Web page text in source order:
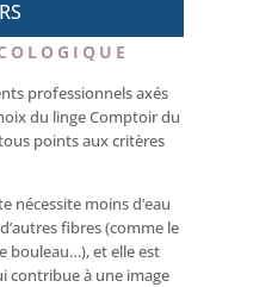
professionnels axés
du linge Comptoir du
points aux critères
nécessite moins d’eau
fibres (comme le
bouleau…), et elle est
contribue à une image